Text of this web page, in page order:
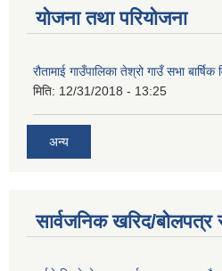
योजना तथा परियोजना
रौतामाई गाउँपालिका तेश्रो गाउँ सभा
मिति: 12/31/2018 - 13:25
अन्य
सार्वजनिक खरिद/बोलपत्र